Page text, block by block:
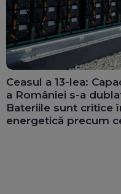
Ceasul a 13-lea:
a României s-a
Bateriile sunt critice
energetică precum